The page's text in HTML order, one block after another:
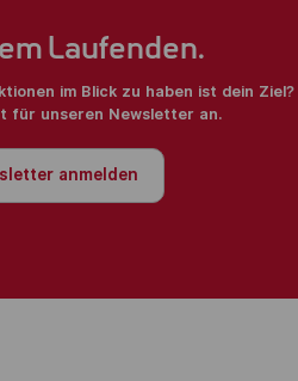
Laufenden.
im Blick zu haben ist dein Ziel?
für unseren Newsletter an.
anmelden